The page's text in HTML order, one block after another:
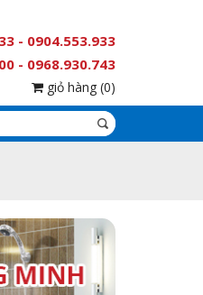
- 0904.553.933
- 0968.930.743
giỏ hàng (0)